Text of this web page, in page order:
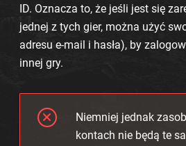
ID. Oznacza to, że jeśli jest się
jednej z tych gier, można użyć
adresu e-mail i hasła), by
innej gry.
Niemniej jednak
kontach nie będą te